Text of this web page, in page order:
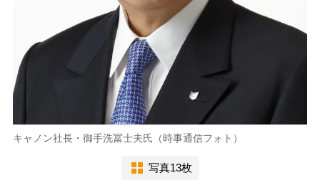
キャノン社長・御手洗冨士夫氏（時事通信フォト）
写真13枚